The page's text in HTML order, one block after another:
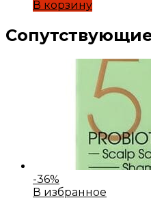
В корзину
-36%
В избранное